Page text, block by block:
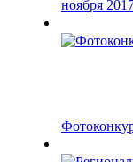
ноября